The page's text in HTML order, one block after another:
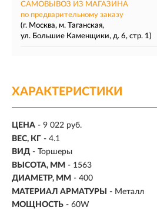
САМОВЫВОЗ ИЗ МАГАЗИНА
по предварительному заказу
(г. Москва, м. Таганская,
ул. Большие Каменщики, д. 6, стр. 1)
ХАРАКТЕРИСТИКИ
ЦЕНА - 9 022 руб.
ВЕС, КГ - 4.1
ВИД - Торшеры
ВЫСОТА, ММ - 1563
ДИАМЕТР, ММ - 400
МАТЕРИАЛ АРМАТУРЫ
- Металл
МОЩНОСТЬ - 60W